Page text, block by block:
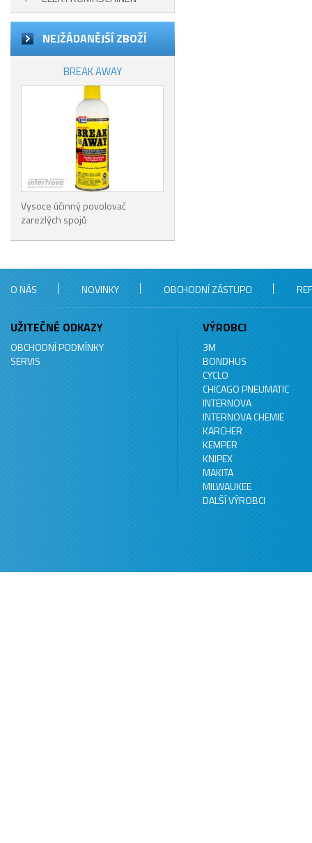
NEJŽÁDANĚJŠÍ ZBOŽÍ
BREAK AWAY
Vysoce účinný povolovač
zarezlých spojů
O NÁS NOVINKY OBCHODNÍ ZÁSTUPCI
UŽITEČNÉ ODKAZY
OBCHODNÍ PODMÍNKY
SERVIS
VÝROBCI
3M
BONDHUS
CYCLO
CHICAGO PNEUMATIC
INTERNOVA
INTERNOVA CHEMIE
KARCHER
KEMPER
KNIPEX
MAKITA
MILWAUKEE
DALŠÍ VÝROBCI